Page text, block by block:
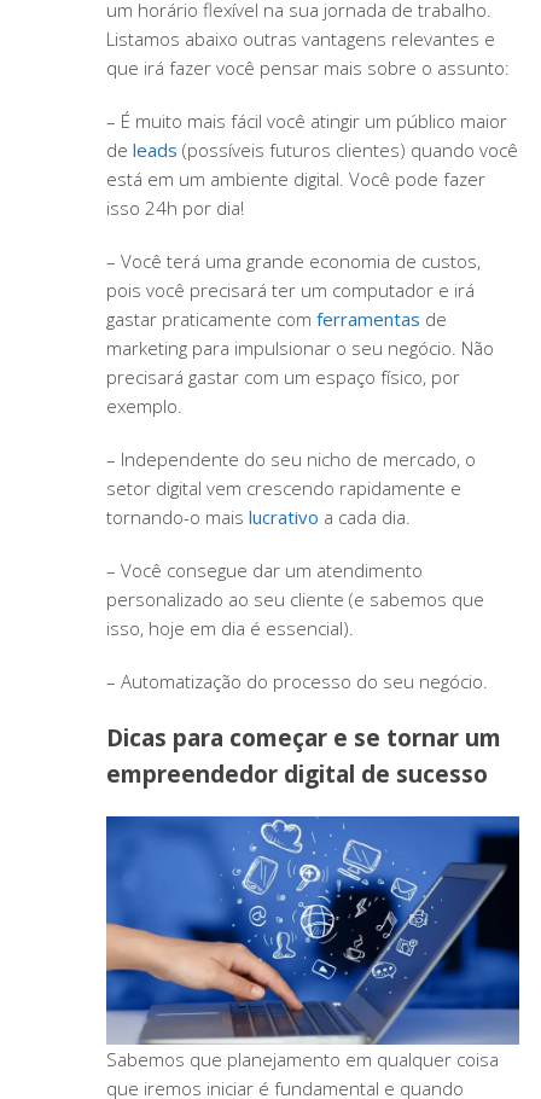
um horário flexível na sua jornada de trabalho.
Listamos abaixo outras vantagens relevantes e
que irá fazer você pensar mais sobre o assunto:
– É muito mais fácil você atingir um público maior
de leads (possíveis futuros clientes) quando você
está em um ambiente digital. Você pode fazer
isso 24h por dia!
– Você terá uma grande economia de custos,
pois você precisará ter um computador e irá
gastar praticamente com ferramentas de
marketing para impulsionar o seu negócio. Não
precisará gastar com um espaço físico, por
exemplo.
– Independente do seu nicho de mercado, o
setor digital vem crescendo rapidamente e
tornando-o mais lucrativo a cada dia.
– Você consegue dar um atendimento
personalizado ao seu cliente (e sabemos que
isso, hoje em dia é essencial).
– Automatização do processo do seu negócio.
Dicas para começar e se tornar um
empreendedor digital de sucesso
Sabemos que planejamento em qualquer coisa
que iremos iniciar é fundamental e quando